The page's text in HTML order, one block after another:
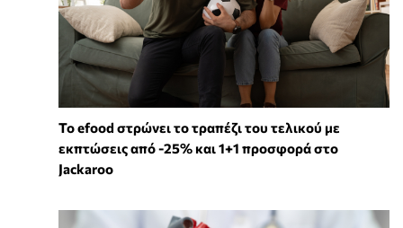
Το efood στρώνει το τραπέζι του τελικού με
εκπτώσεις από -25% και 1+1 προσφορά στο
Jackaroo